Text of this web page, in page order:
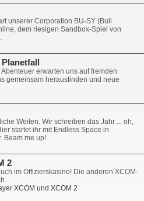
unserer Corporation BU-SY (Bull
dem riesigen Sandbox-Spiel von
erwarten uns auf fremden
gemeinsam herausfinden und neue
Weiten. Wir schreiben das Jahr ... oh,
startet ihr mit Endless Space in
Beam me up!
2
im Offizierskasino! Die anderen XCOM-
XCOM und XCOM 2